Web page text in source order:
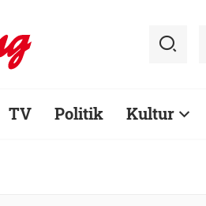
TV Politik Kultur